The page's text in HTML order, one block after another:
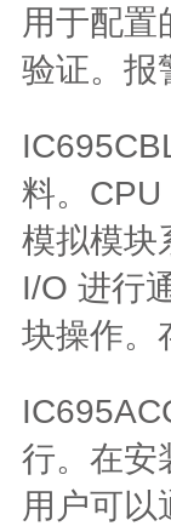
用于配置
验证。 报
料。
模拟模块
I/O 进行
块操作。
行。 在安
用户可以